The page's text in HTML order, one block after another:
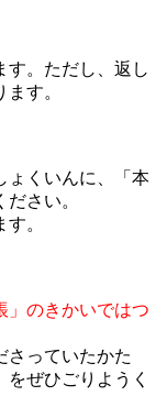
す。ただし、返し
す。
ょくいんに、「本
さい。
。
」のきかいではつ
さっていたかた
ぜひごりようく